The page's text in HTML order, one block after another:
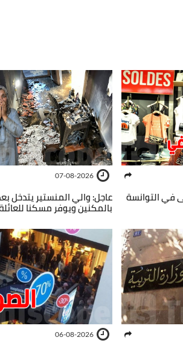
في التوانسة
07-08-2026
عاجل: والي المنستير يتدخل
بالمكنين ويوفر مسكنا
06-08-2026